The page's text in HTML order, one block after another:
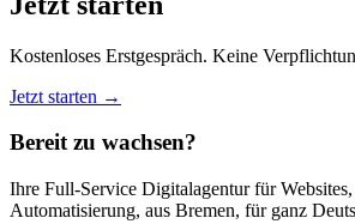
Kostenloses Erstgespräch. Keine
Jetzt starten →
Bereit zu wachsen?
Ihre Full-Service Digitalagentur für
Automatisierung, aus Bremen, für ganz